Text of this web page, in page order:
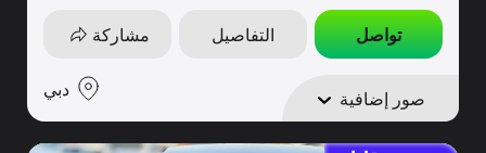
تواصل التفاصيل مشاركة
صور إضافية دبي